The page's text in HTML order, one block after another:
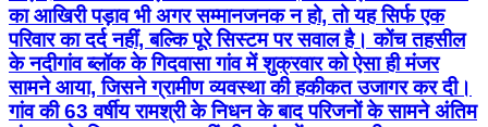
का आखिरी पड़ाव भी अगर सम्मानजनक न हो, तो यह सिर्फ एक
परिवार का दर्द नहीं, बल्कि पूरे सिस्टम पर सवाल है। कोंच तहसील
के नदीगांव ब्लॉक के गिदवासा गांव में शुक्रवार को ऐसा ही मंजर
सामने आया, जिसने ग्रामीण व्यवस्था की हकीकत उजागर कर दी।
गांव की 63 वर्षीय रामश्री के निधन के बाद परिजनों के सामने अंतिम